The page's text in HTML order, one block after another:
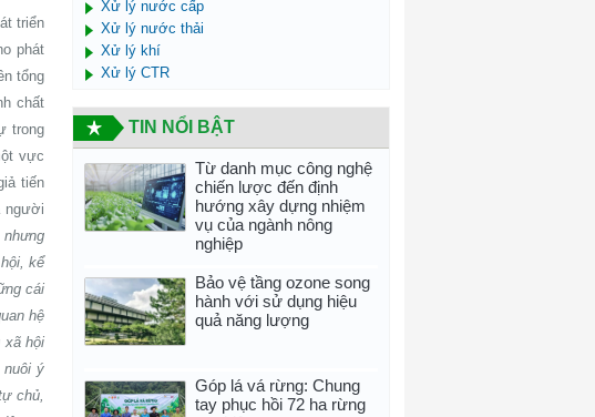
triển
phát
tổng
chất
trong
vực
tiến
người
kể
cái
hệ
xã hội
nuôi ý
chủ,
Xử lý nước cấp
Xử lý nước thải
Xử lý khí
Xử lý CTR
TIN NỔI BẬT
Từ danh mục công nghệ
chiến lược đến định
hướng xây dựng nhiệm
vụ của ngành nông
nghiệp
Bảo vệ tầng ozone song
hành với sử dụng hiệu
quả năng lượng
Góp lá vá rừng: Chung
tay phục hồi 72 ha rừng